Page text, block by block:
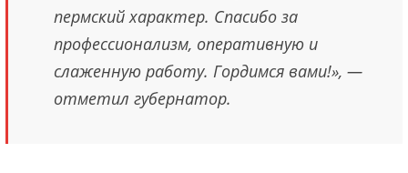
пермский характер. Спасибо за
профессионализм, оперативную и
слаженную работу. Гордимся вами!», —
отметил губернатор.